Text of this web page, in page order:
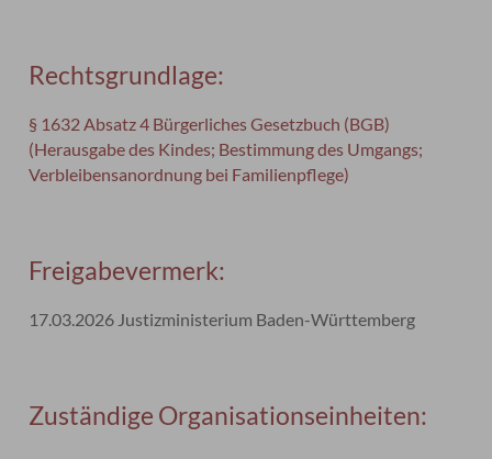
Rechtsgrundlage:
§ 1632 Absatz 4 Bürgerliches Gesetzbuch (BGB)
(Herausgabe des Kindes; Bestimmung des Umgangs;
Verbleibensanordnung bei Familienpflege)
Freigabevermerk:
17.03.2026 Justizministerium Baden-Württemberg
Zuständige Organisationseinheiten: